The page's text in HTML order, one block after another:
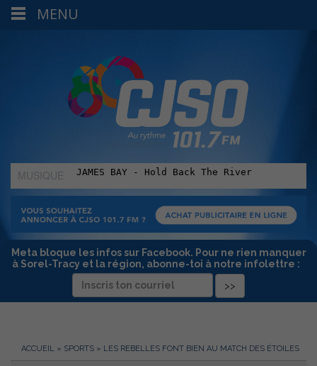
MUSIQUE
:
Meta bloque les infos sur Facebook. Pour ne rien manquer
à Sorel-Tracy et la région, abonne-toi à notre infolettre :
ACCUEIL » SPORTS » LES REBELLES FONT BIEN AU MATCH DES ÉTOILES
MENU